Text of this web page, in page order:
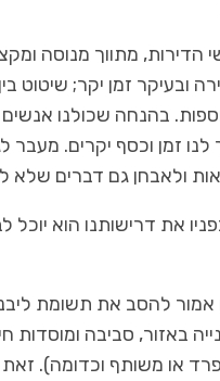
הדירות, מתווך מנוסה
ובעיקר זמן יקר; שיטוט
בהנחה שכולנו
לנו זמן וכסף יקרים.
ולאבחן גם דברים שלא
את דרישותנו הוא יוכל
להסב את תשומת
באזור, סביבה ומוסדות
או משותף וכדומה). זאת